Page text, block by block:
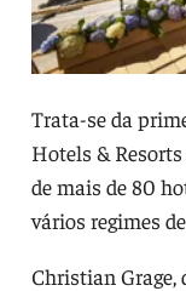
Trata-se da
Hotels &
de mais de 80
vários regimes
Christian Grage,